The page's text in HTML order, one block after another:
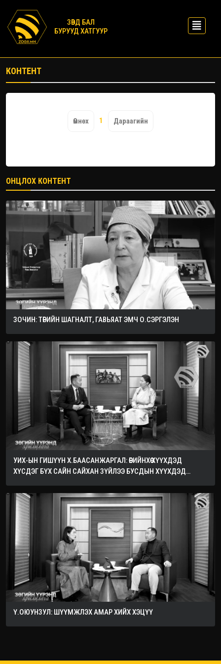
ЗӨВД БАЛ
БУРУУД ХАТГУУР
КОНТЕНТ
Өмнөх 1 Дараагийн
ОНЦЛОХ КОНТЕНТ
ЗОЧИН: ТӨРИЙН ШАГНАЛТ, ГАВЬЯАТ ЭМЧ О.СЭРГЭЛЭН
УИХ-ЫН ГИШҮҮН Х.БААСАНЖАРГАЛ: ӨӨРИЙНХӨӨ ХҮҮХДЭД
ХҮСДЭГ БҮХ САЙН САЙХАН ЗҮЙЛЭЭ БУСДЫН ХҮҮХДЭД
Ү.ОЮУНЗУЛ: ШҮҮМЖЛЭХ АМАР ХИЙХ ХЭЦҮҮ